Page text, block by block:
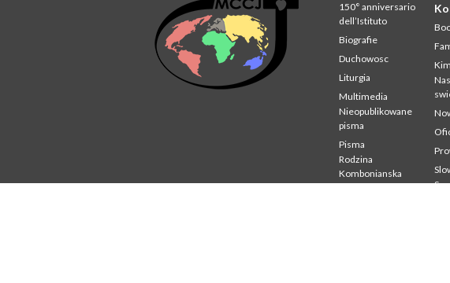
150° anniversario
dell’Istituto
Biografie
Duchowosc
Liturgia
Multimedia
Nieopublikowane
pisma
Pisma
Rodzina
Kombonianska